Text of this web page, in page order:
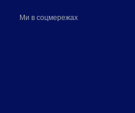
Ми в соцмережах